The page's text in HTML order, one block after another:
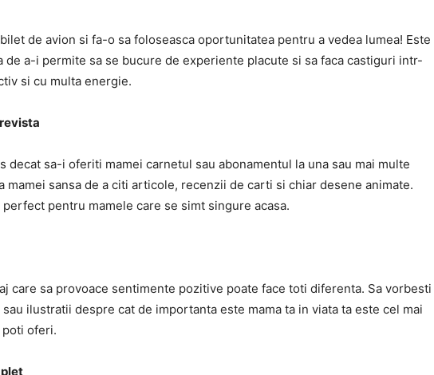
de avion si fa-o sa foloseasca oportunitatea pentru a vedea lumea! Este
de a-i permite sa se bucure de experiente placute si sa faca castiguri intr-
si cu multa energie.
decat sa-i oferiti mamei carnetul sau abonamentul la una sau mai multe
mamei sansa de a citi articole, recenzii de carti si chiar desene animate.
pentru mamele care se simt singure acasa.
care sa provoace sentimente pozitive poate face toti diferenta. Sa vorbesti
ilustratii despre cat de importanta este mama ta in viata ta este cel mai
poti oferi.